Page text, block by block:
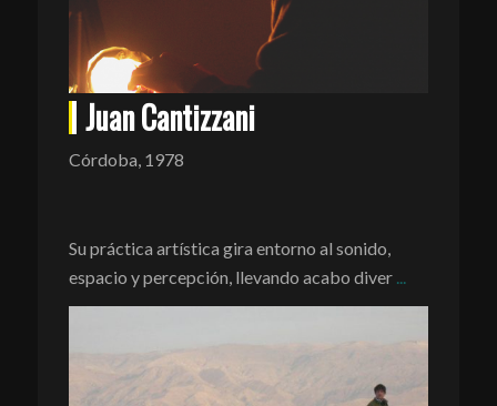
Juan Cantizzani
Córdoba, 1978
Su práctica artística gira entorno al sonido,
espacio y percepción, llevando acabo diver